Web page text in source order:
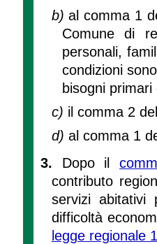
b)al comma 1
Comune di
personali,
condizioni
bisogni
c) il comma 2
d) al comma 1
3. Dopo il
contributo
servizi abitativi
difficoltà
legge regionale